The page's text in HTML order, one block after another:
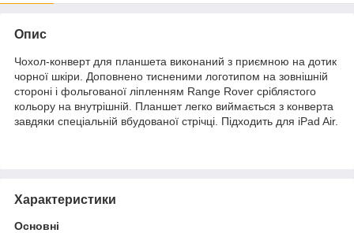
Опис
Чохол-конверт для планшета виконаний з приємною на дотик
чорної шкіри. Доповнено тисненими логотипом на зовнішній
стороні і фольгованої ліпленням Range Rover сріблястого
кольору на внутрішній. Планшет легко виймається з конверта
завдяки спеціальній вбудованої стрічці. Підходить для iPad Air.
Характеристики
Основні